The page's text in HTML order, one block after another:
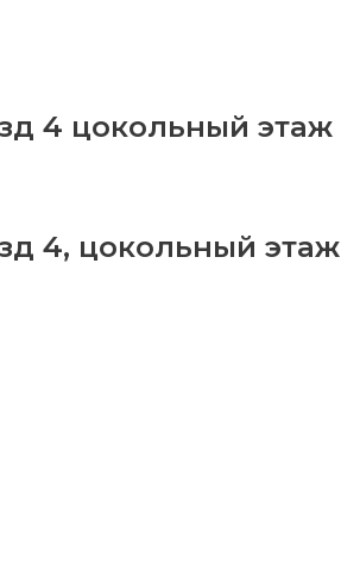
4 цокольный этаж
4, цокольный этаж